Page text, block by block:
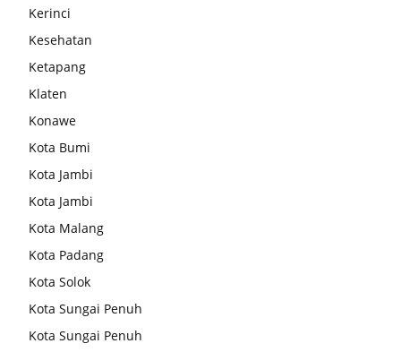
Kerinci
Kesehatan
Ketapang
Klaten
Konawe
Kota Bumi
Kota Jambi
Kota Jambi
Kota Malang
Kota Padang
Kota Solok
Kota Sungai Penuh
Kota Sungai Penuh